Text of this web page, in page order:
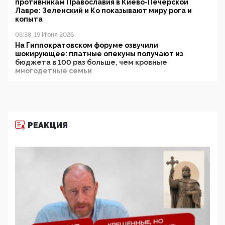
противникам Православия в Киево-Печерской
Лавре: Зеленский и Ко показывают миру рога и
копыта
06:38, 19 Июня 2026
На Гиппократовском форуме озвучили
шокирующее: платные опекуны получают из
бюджета в 100 раз больше, чем кровные
многодетные семьи
11:53, 09 Июня 2026
деятельность ИИТО ЮНЕСКО в России, но
цифроглобалисты продолжают определять
повестку в образовании
09:43, 01 Июня 2026
5G за счет здоровья граждан: Минцифры намерено
отобрать у регионов и муниципалитетов право
защищать жилые дома и социальные объекты от
РЕАКЦИЯ